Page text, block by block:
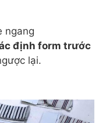
ngang
định form trước
lại.